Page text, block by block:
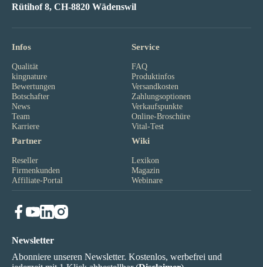
Rütihof 8, CH-8820 Wädenswil
Infos
Qualität
kingnature
Bewertungen
Botschafter
News
Team
Karriere
Service
FAQ
Produktinfos
Versandkosten
Zahlungsoptionen
Verkaufspunkte
Online-Broschüre
Vital-Test
Partner
Reseller
Firmenkunden
Affiliate-Portal
Wiki
Lexikon
Magazin
Webinare
Newsletter
Abonniere unseren Newsletter. Kostenlos, werbefrei und